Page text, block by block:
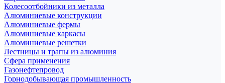
Колесоотбойники из металла
Алюминиевые конструкции
Алюминиевые фермы
Алюминиевые каркасы
Алюминиевые решетки
Лестницы и трапы из алюминия
Сфера применения
Газонефтепровод
Горнодобывающая промышленность